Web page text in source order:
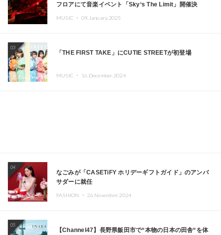
フロアにて音楽イベント「Sky‘s The Limit」開催決
Kza（FORCE OF NATURE）ら日本を代表するDJ・クリ
MUSIC ・ 09.January.2025
03
「THE FIRST TAKE」にCUTIE STREETが初登場
MUSIC ・ 16.December.2024
04
なごみが「CASETiFY ホリデーギフトガイド」のアンバ
サダーに就任
FASHION ・ 26.November.2024
05
【Channel47】長野県飯田市で“本物の日本の田舎“を体